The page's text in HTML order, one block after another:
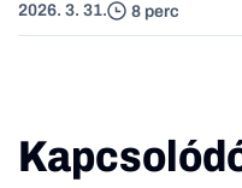
2026. 3. 31. 8 perc